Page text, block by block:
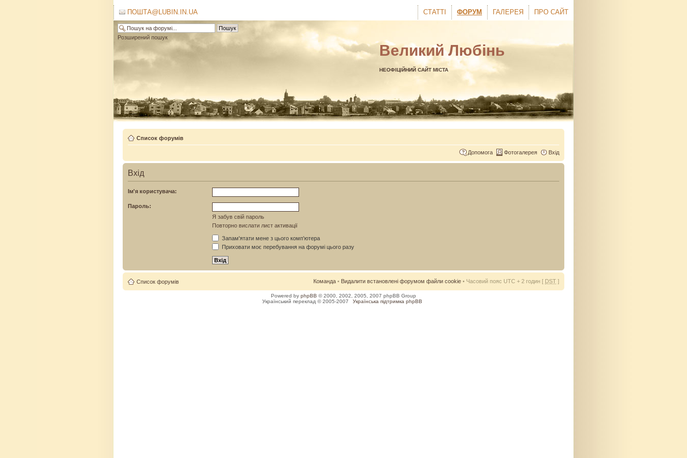
ПРО САЙТ
ГАЛЕРЕЯ
ФОРУМ
СТАТТІ
ПОШТА@LUBIN.IN.UA
Великий Любінь
НЕОФІЦІЙНИЙ САЙТ МІСТА
Розширений пошук
Список форумів
Допомога Фотогалерея Вхід
Вхід
Ім'я користувача:
Пароль:
Я забув свій пароль
Повторно вислати лист активації
Запам'ятати мене з цього комп'ютера
Приховати моє перебування на форумі цього разу
Список форумів Команда • Видалити встановлені форумом файли cookie • Часовий пояс UTC + 2 годин [ DST ]
Powered by phpBB © 2000, 2002, 2005, 2007 phpBB Group
Український переклад © 2005-2007
Українська підтримка phpBB